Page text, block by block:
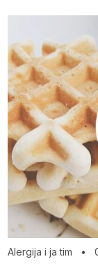
Alergija i ja tim •